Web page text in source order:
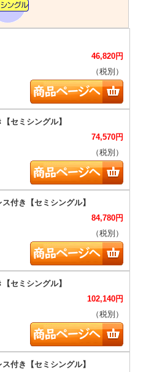
46,820円
（税別）
74,570円
（税別）
84,780円
（税別）
102,140円
（税別）